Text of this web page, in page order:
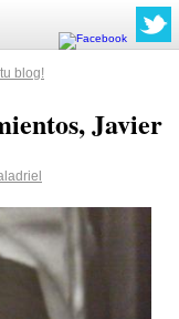
blog!
Javier